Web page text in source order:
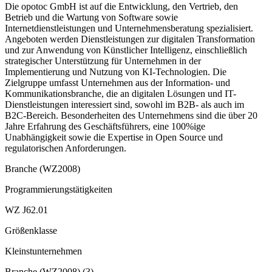
Die opotoc GmbH ist auf die Entwicklung, den Vertrieb, den
Betrieb und die Wartung von Software sowie
Internetdienstleistungen und Unternehmensberatung spezialisiert.
Angeboten werden Dienstleistungen zur digitalen Transformation
und zur Anwendung von Künstlicher Intelligenz, einschließlich
strategischer Unterstützung für Unternehmen in der
Implementierung und Nutzung von KI-Technologien. Die
Zielgruppe umfasst Unternehmen aus der Information- und
Kommunikationsbranche, die an digitalen Lösungen und IT-
Dienstleistungen interessiert sind, sowohl im B2B- als auch im
B2C-Bereich. Besonderheiten des Unternehmens sind die über 20
Jahre Erfahrung des Geschäftsführers, eine 100%ige
Unabhängigkeit sowie die Expertise in Open Source und
regulatorischen Anforderungen.
Branche (WZ2008)
Programmierungstätigkeiten
WZ J62.01
Größenklasse
Kleinstunternehmen